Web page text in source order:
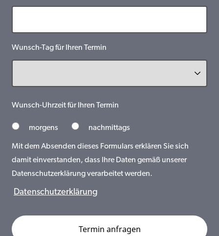
Wunsch-Tag für Ihren Termin
Wunsch-Uhrzeit für Ihren Termin
morgens nachmittags
Mit dem Absenden dieses Formulars erklären Sie sich
damit einverstanden, dass Ihre Daten gemäß unserer
Datenschutzerklärung verarbeitet werden.
Datenschutzerklärung